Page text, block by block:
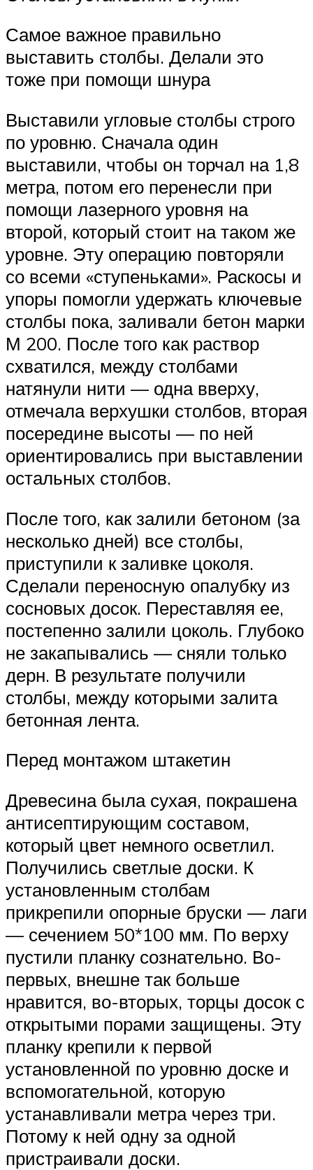
Самое важное правильно
выставить столбы. Делали это
тоже при помощи шнура
Выставили угловые столбы строго
по уровню. Сначала один
выставили, чтобы он торчал на 1,8
метра, потом его перенесли при
помощи лазерного уровня на
второй, который стоит на таком же
уровне. Эту операцию повторяли
со всеми «ступеньками». Раскосы и
упоры помогли удержать ключевые
столбы пока, заливали бетон марки
М 200. После того как раствор
схватился, между столбами
натянули нити — одна вверху,
отмечала верхушки столбов, вторая
посередине высоты — по ней
ориентировались при выставлении
остальных столбов.
После того, как залили бетоном (за
несколько дней) все столбы,
приступили к заливке цоколя.
Сделали переносную опалубку из
сосновых досок. Переставляя ее,
постепенно залили цоколь. Глубоко
не закапывались — сняли только
дерн. В результате получили
столбы, между которыми залита
бетонная лента.
Перед монтажом штакетин
Древесина была сухая, покрашена
антисептирующим составом,
который цвет немного осветлил.
Получились светлые доски. К
установленным столбам
прикрепили опорные бруски — лаги
— сечением 50*100 мм. По верху
пустили планку сознательно. Во-
первых, внешне так больше
нравится, во-вторых, торцы досок с
открытыми порами защищены. Эту
планку крепили к первой
установленной по уровню доске и
вспомогательной, которую
устанавливали метра через три.
Потому к ней одну за одной
пристраивали доски.